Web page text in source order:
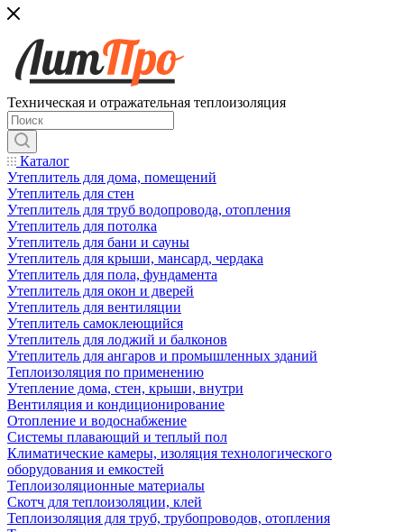
Техническая и отражательная теплоизоляция
Каталог
Утеплитель для дома, помещений
Утеплитель для стен
Утеплитель для труб водопровода, отопления
Утеплитель для потолка
Утеплитель для бани и сауны
Утеплитель для крыши, мансард, чердака
Утеплитель для пола, фундамента
Утеплитель для окон и дверей
Утеплитель для вентиляции
Утеплитель самоклеющийся
Утеплитель для лоджий и балконов
Утеплитель для ангаров и промышленных зданий
Теплоизоляция по применению
Утепление дома, стен, крыши, внутри
Вентиляция и кондиционирование
Отопление и водоснабжение
Системы плавающий и теплый пол
Климатические камеры, изоляция технологического
оборудования и емкостей
Теплоизоляционные материалы
Скотч для теплоизоляции, клей
Теплоизоляция для труб, трубопроводов, отопления